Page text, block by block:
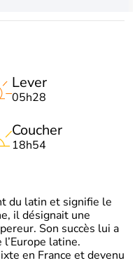
Lever
05h28
Coucher
18h54
du latin et signifie le
il désignait une
Son succès lui a
latine.
en France et devenu